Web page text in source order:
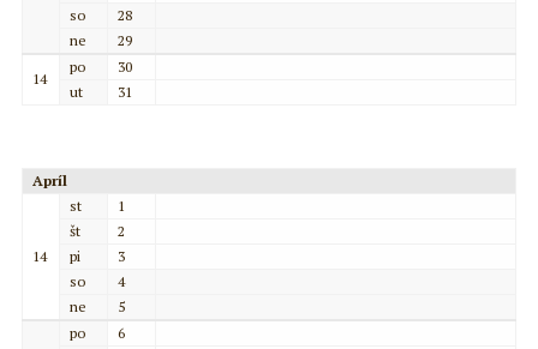
so
28
ne
29
14
po
30
ut
31
Apríl
14
st
1
št
2
pi
3
so
4
ne
5
po
6